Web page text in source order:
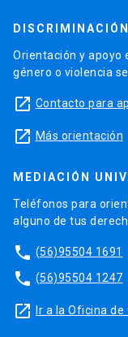
Orientación y apoyo
género o violencia
launch Contacto para
launch Más orientación
MEDIACIÓN
Teléfonos para
alguno de tus
phone (56)95504 1691
phone (56)95504 1247
launch Ir a la Oficina de